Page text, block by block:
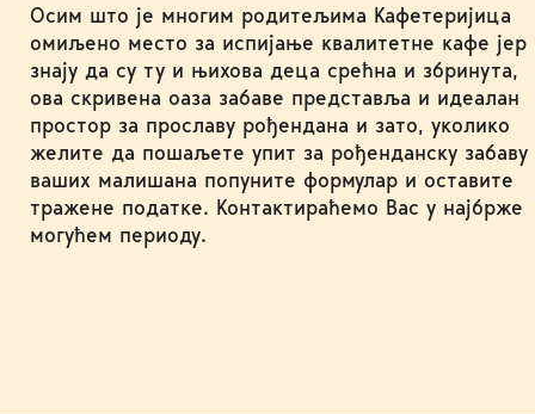
Осим што је многим родитељима Кафетеријица
омиљено место за испијање квалитетне кафе јер
знају да су ту и њихова деца срећна и збринута,
ова скривена оаза забаве представља и идеалан
простор за прославу рођендана и зато, уколико
желите да пошаљете упит за рођенданску забаву
ваших малишана попуните формулар и оставите
тражене податке. Контактираћемо Вас у најбрже
могућем периоду.